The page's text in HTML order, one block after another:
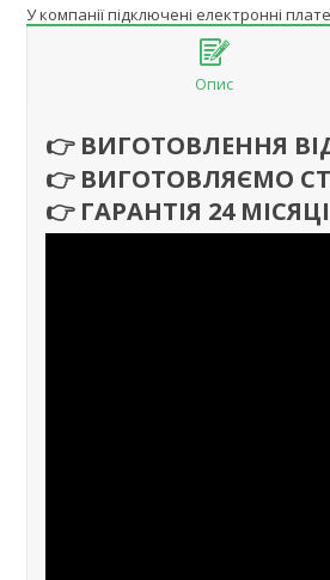
У компанії підключені електронні
Опис
👉 ВИГОТОВЛЕННЯ
👉 ВИГОТОВЛЯЄМО
👉 ГАРАНТІЯ 24 МІСЯЦІ